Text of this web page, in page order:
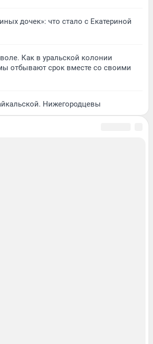
дочек»: что стало с Екатериной
Как в уральской колонии
отбывают срок вместе со своими
Нижегородцевы